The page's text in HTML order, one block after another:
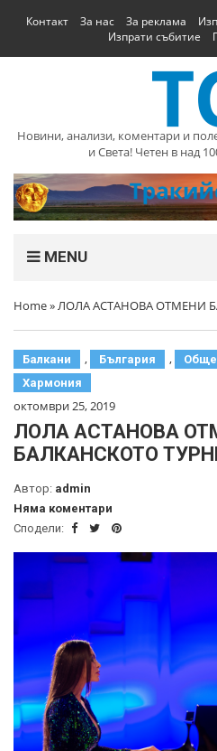
Контакт За нас За реклама
Изпрати събитие
Новини, анализи, коментари и
и Света! Четен в над
MENU
Home»ЛОЛА АСТАНОВА ОТМЕНИ
Балкани , България ,
Хармония
октомври 25, 2019
ЛОЛА АСТАНОВА
БАЛКАНСКОТО
Автор: admin
Няма коментари
Сподели: